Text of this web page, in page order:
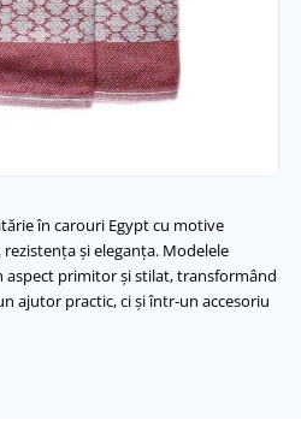
în carouri Egypt cu motive
și eleganța. Modelele
aspect primitor și stilat, transformând
ajutor practic, ci și într-un accesoriu